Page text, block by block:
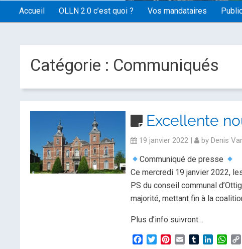
Accueil OLLN 2.0 c’est quoi ? Vos mandataires
Catégorie : Communiqués
Excellente
19 janvier 2022 | by Denis
Communiqué de presse
Ce mercredi 19 janvier 2022,
PS du conseil communal
majorité, mettant fin à la
Plus d’info suivront…
Facebook
TwitterPinterest
Email TumblrLinkedIn